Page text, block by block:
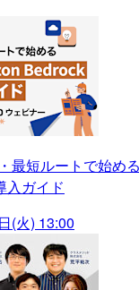
最短ルートで始め
入ガイド
(火) 13:00